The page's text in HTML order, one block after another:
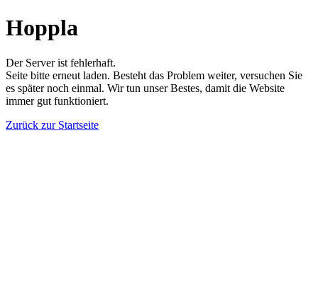
Hoppla
Der Server ist fehlerhaft.
Seite bitte erneut laden. Besteht das Problem weiter, versuchen Sie
es später noch einmal. Wir tun unser Bestes, damit die Website
immer gut funktioniert.
Zurück zur Startseite